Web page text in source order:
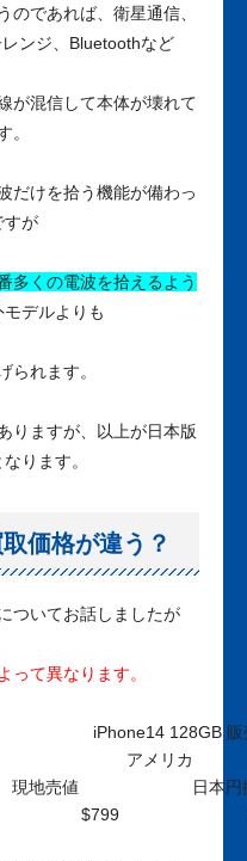
のであれば、衛星通信、
ンジ、Bluetoothなど
が混信して本体が壊れて
。
だけを拾う機能が備わっ
すが
多くの電波を拾えるよう
モデルよりも
られます。
りますが、以上が日本版
ります。
価格が違う？
ついてお話しましたが
って異なります。
iPhone14 128GB
アメリカ
現地売値
日本円
$799